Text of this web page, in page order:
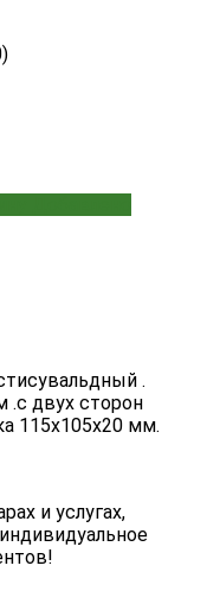
.
.с двух сторон
115х105х20 мм.
и услугах,